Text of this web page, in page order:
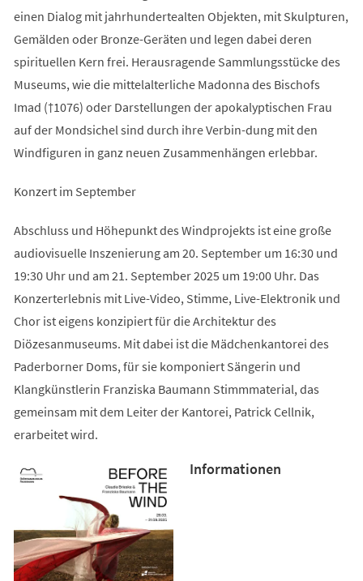
einen Dialog mit jahrhundertealten Objekten, mit Skulpturen,
Gemälden oder Bronze-Geräten und legen dabei deren
spirituellen Kern frei. Herausragende Sammlungsstücke des
Museums, wie die mittelalterliche Madonna des Bischofs
Imad (†1076) oder Darstellungen der apokalyptischen Frau
auf der Mondsichel sind durch ihre Verbin-dung mit den
Windfiguren in ganz neuen Zusammenhängen erlebbar.
Konzert im September
Abschluss und Höhepunkt des Windprojekts ist eine große
audiovisuelle Inszenierung am 20. September um 16:30 und
19:30 Uhr und am 21. September 2025 um 19:00 Uhr. Das
Konzerterlebnis mit Live-Video, Stimme, Live-Elektronik und
Chor ist eigens konzipiert für die Architektur des
Diözesanmuseums. Mit dabei ist die Mädchenkantorei des
Paderborner Doms, für sie komponiert Sängerin und
Klangkünstlerin Franziska Baumann Stimmmaterial, das
gemeinsam mit dem Leiter der Kantorei, Patrick Cellnik,
erarbeitet wird.
Informationen